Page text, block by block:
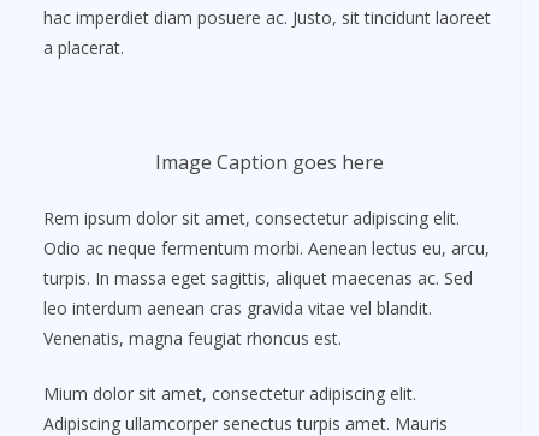
hac imperdiet diam posuere ac. Justo, sit tincidunt laoreet
a placerat.
Image Caption goes here
Rem ipsum dolor sit amet, consectetur adipiscing elit.
Odio ac neque fermentum morbi. Aenean lectus eu, arcu,
turpis. In massa eget sagittis, aliquet maecenas ac. Sed
leo interdum aenean cras gravida vitae vel blandit.
Venenatis, magna feugiat rhoncus est.
Mium dolor sit amet, consectetur adipiscing elit.
Adipiscing ullamcorper senectus turpis amet. Mauris